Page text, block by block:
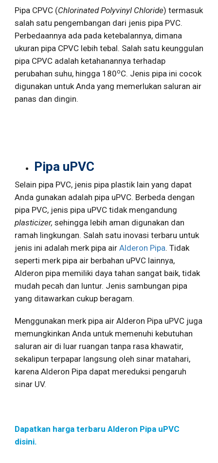
Pipa CPVC (Chlorinated Polyvinyl Chloride) termasuk
salah satu pengembangan dari jenis pipa PVC.
Perbedaannya ada pada ketebalannya, dimana
ukuran pipa CPVC lebih tebal. Salah satu keunggulan
pipa CPVC adalah ketahanannya terhadap
perubahan suhu, hingga 180oC. Jenis pipa ini cocok
digunakan untuk Anda yang memerlukan saluran air
panas dan dingin.
Pipa uPVC
Selain pipa PVC, jenis pipa plastik lain yang dapat
Anda gunakan adalah pipa uPVC. Berbeda dengan
pipa PVC, jenis pipa uPVC tidak mengandung
plasticizer, sehingga lebih aman digunakan dan
ramah lingkungan. Salah satu inovasi terbaru untuk
jenis ini adalah merk pipa air Alderon Pipa. Tidak
seperti merk pipa air berbahan uPVC lainnya,
Alderon pipa memiliki daya tahan sangat baik, tidak
mudah pecah dan luntur. Jenis sambungan pipa
yang ditawarkan cukup beragam.
Menggunakan merk pipa air Alderon Pipa uPVC juga
memungkinkan Anda untuk memenuhi kebutuhan
saluran air di luar ruangan tanpa rasa khawatir,
sekalipun terpapar langsung oleh sinar matahari,
karena Alderon Pipa dapat mereduksi pengaruh
sinar UV.
Dapatkan harga terbaru Alderon Pipa uPVC
disini.